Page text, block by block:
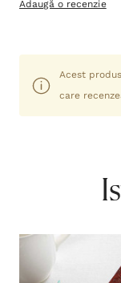
Adaugă o recenzie
Acest
care